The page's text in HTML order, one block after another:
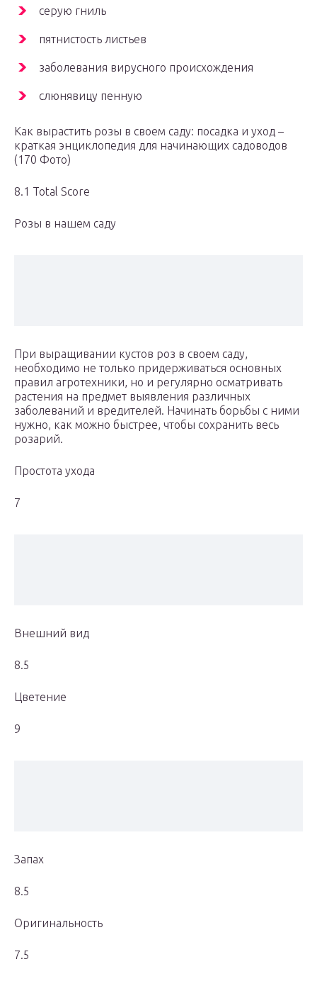
серую гниль
пятнистость листьев
заболевания вирусного происхождения
слюнявицу пенную
Как вырастить розы в своем саду: посадка и уход –
краткая энциклопедия для начинающих садоводов
(170 Фото)
8.1 Total Score
Розы в нашем саду
При выращивании кустов роз в своем саду,
необходимо не только придерживаться основных
правил агротехники, но и регулярно осматривать
растения на предмет выявления различных
заболеваний и вредителей. Начинать борьбы с ними
нужно, как можно быстрее, чтобы сохранить весь
розарий.
Простота ухода
7
Внешний вид
8.5
Цветение
9
Запах
8.5
Оригинальность
7.5